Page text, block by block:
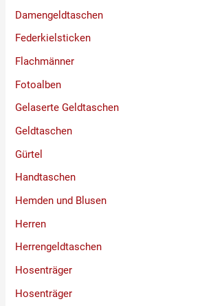
Damengeldtaschen
Federkielsticken
Flachmänner
Fotoalben
Gelaserte Geldtaschen
Geldtaschen
Gürtel
Handtaschen
Hemden und Blusen
Herren
Herrengeldtaschen
Hosenträger
Hosenträger